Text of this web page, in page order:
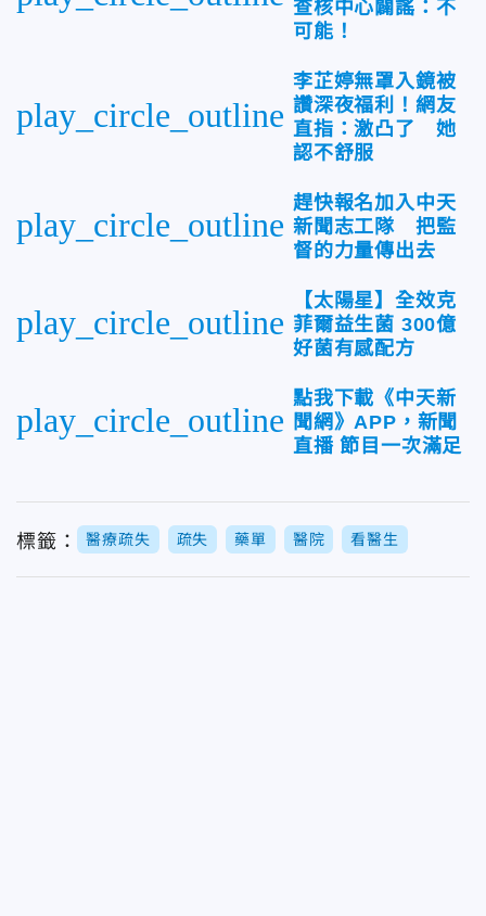
查核中心闢謠：不
可能！
play_circle_outline
李芷婷無罩入鏡被
讚深夜福利！網友
直指：激凸了 她
認不舒服
play_circle_outline
趕快報名加入中天
新聞志工隊 把監
督的力量傳出去
play_circle_outline
【太陽星】全效克
菲爾益生菌 300億
好菌有感配方
play_circle_outline
點我下載《中天新
聞網》APP，新聞
直播 節目一次滿足
標籤： 醫療疏失 疏失 藥單 醫院 看醫生